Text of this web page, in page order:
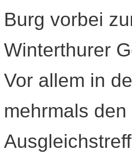
Burg vorbei
Winterthurer
Vor allem in
mehrmals